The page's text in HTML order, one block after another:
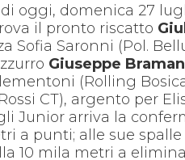
di oggi, domenica 27
il pronto riscatto
Sofia Saronni (Pol.
Giuseppe
(Rolling
CT), argento per
Junior arriva la
a punti; alle sue spalle
10 mila metri a